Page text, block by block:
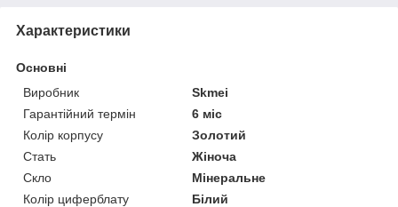
Характеристики
Основні
Виробник
Skmei
Гарантійний термін
6 міс
Колір корпусу
Золотий
Стать
Жіноча
Скло
Мінеральне
Колір циферблату
Білий